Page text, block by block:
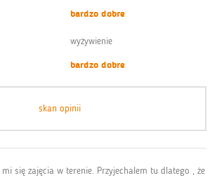
bardzo dobre
wyżywienie
bardzo dobre
skan opinii
się zajęcia w terenie. Przyjechalem tu dlatego , że